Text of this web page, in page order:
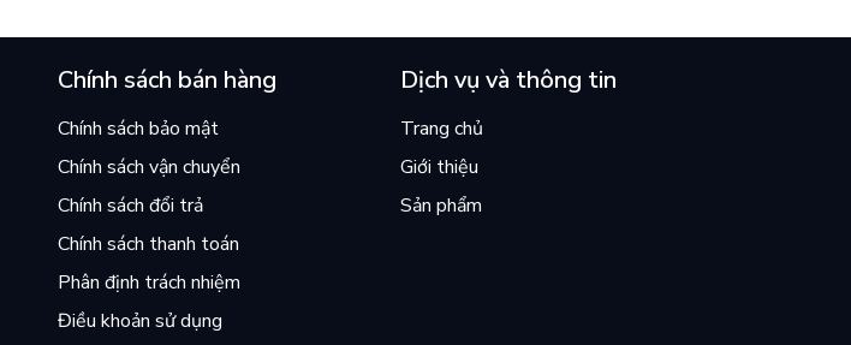
Chính sách bán hàng
Chính sách bảo mật
Chính sách vận chuyển
Chính sách đổi trả
Chính sách thanh toán
Phân định trách nhiệm
Điều khoản sử dụng
Dịch vụ và thông tin
Trang chủ
Giới thiệu
Sản phẩm